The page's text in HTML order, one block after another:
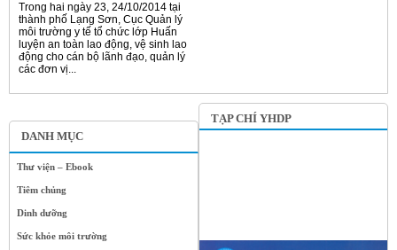
DANH MỤC
Thư viện – Ebook
Tiêm chủng
Dinh dưỡng
Sức khỏe môi trường
Trong hai ngày 23, 24/10/2014 tại
thành phố Lạng Sơn, Cục Quản lý
môi trường y tế tổ chức lớp Huấn
luyện an toàn lao động, vệ sinh lao
động cho cán bộ lãnh đạo, quản lý
các đơn vị...
TẠP CHÍ YHDP